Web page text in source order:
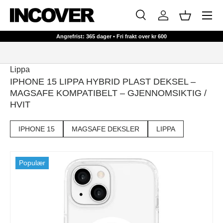
HOPP TIL INNHOLD
Søk
Søk Logg innKurv
Meny
Angrefrist: 365 dager • Fri frakt over kr 600
Lippa
IPHONE 15 LIPPA HYBRID PLAST DEKSEL –
MAGSAFE KOMPATIBELT – GJENNOMSIKTIG /
HVIT
IPHONE 15 MAGSAFE DEKSLER LIPPA
Populær